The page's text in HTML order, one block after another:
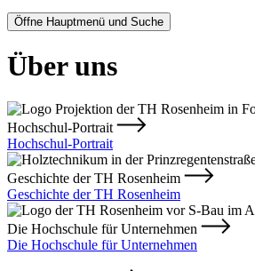
Öffne Hauptmenü und Suche
Über uns
Hochschul-Portrait
Hochschul-Portrait
Geschichte der TH Rosenheim
Geschichte der TH Rosenheim
Die Hochschule für Unternehmen
Die Hochschule für Unternehmen